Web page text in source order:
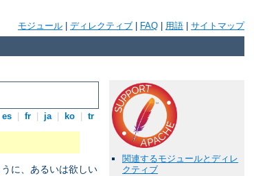
モジュール ディレクティブ FAQ 用語 サイトマップ
es fr ja ko tr
に、あるいは欲しい
関連するモジュールとディレ
クティブ